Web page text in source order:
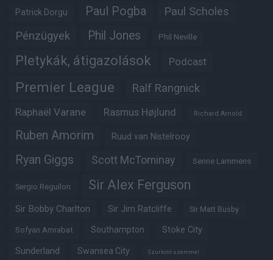
Patrick Dorgu Paul Pogba Paul Scholes
Pénzügyek Phil Jones Phil Neville
Pletykák, átigazolások Podcast
Premier League Ralf Rangnick
Raphaël Varane Rasmus Højlund Richard Arnold
Ruben Amorim Ruud van Nistelrooy
Ryan Giggs Scott McTominay Senne Lammens
Sergio Reguilon Sir Alex Ferguson
Sir Bobby Charlton Sir Jim Ratcliffe Sir Matt Busby
Sofyan Amrabat Southampton Stoke City
Sunderland Swansea City Szurkoló szemmel